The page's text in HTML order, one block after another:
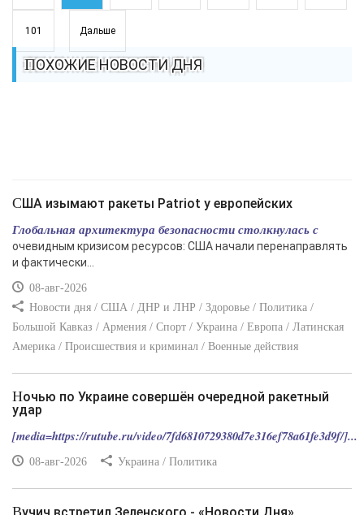
101 Дальше
ПОХОЖИЕ НОВОСТИ ДНЯ
США изымают ракеты Patriot у европейских
Глобальная архитектура безопасности столкнулась с
очевидным кризисом ресурсов: США начали перенаправлять
и фактически...
08-авг-2026
Новости дня / США / ДНР и ЛНР / Здоровье / Политика /
Большой Кавказ / Армения / Спорт / Украина / Европа / Латинская
Америка / Происшествия и криминал / Военные действия
Ночью по Украине совершён очередной ракетный
удар
[media=https://rutube.ru/video/7fd6810729380d7e316ef78a61fe3d9f/]...
08-авг-2026 Украина / Политика